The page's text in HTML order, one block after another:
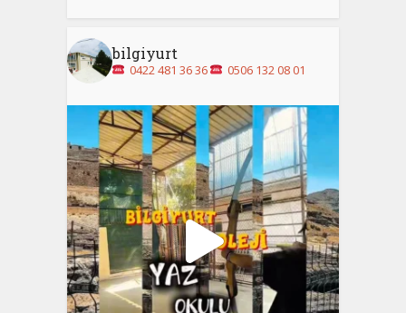
bilgiyurt
0422 481 36 36 0506 132 08 01